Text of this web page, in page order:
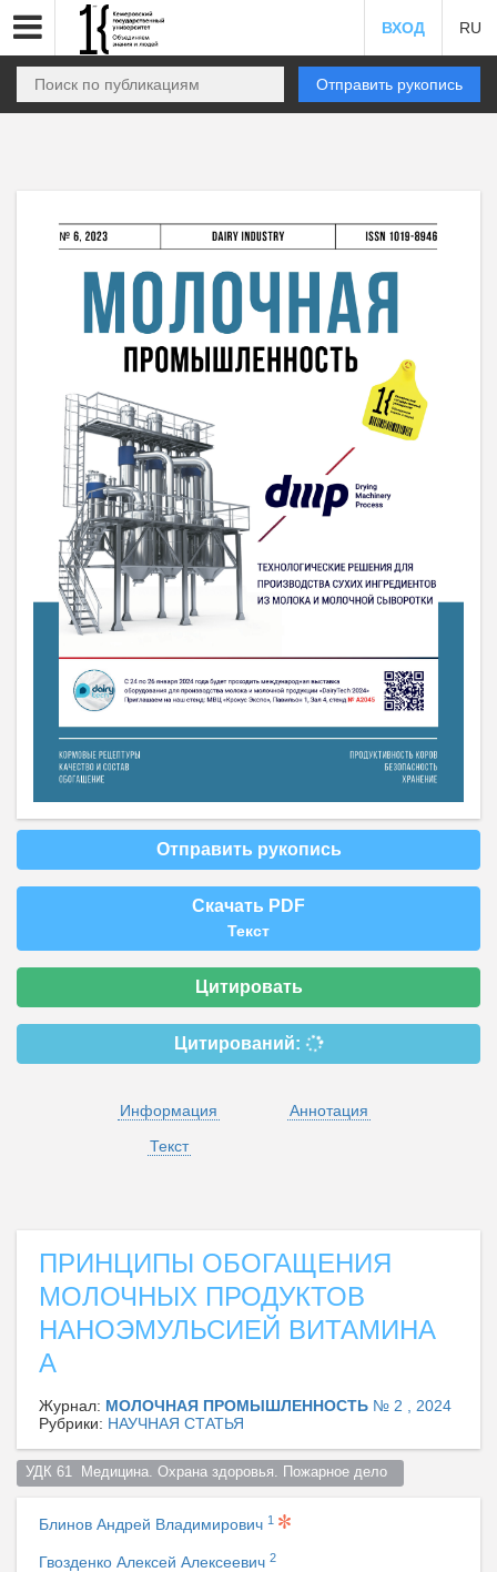
ВХОД RU
Отправить рукопись
Отправить рукопись
Скачать PDF
Текст
Цитировать
Цитирований:
Информация
Аннотация
Текст
ПРИНЦИПЫ ОБОГАЩЕНИЯ
МОЛОЧНЫХ ПРОДУКТОВ
НАНОЭМУЛЬСИЕЙ ВИТАМИНА
А
Журнал: МОЛОЧНАЯ ПРОМЫШЛЕННОСТЬ № 2 , 2024
Рубрики: НАУЧНАЯ СТАТЬЯ
УДК 61  Медицина. Охрана здоровья. Пожарное дело
Блинов Андрей Владимирович 1
Гвозденко Алексей Алексеевич 2